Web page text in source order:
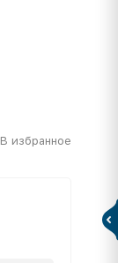
В избранное